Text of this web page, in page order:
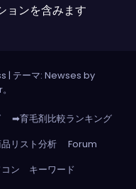
ョンを含みます
| テーマ: Newses by
。
➡育毛剤比較ランキング
リスト分析
Forum
コン キーワード